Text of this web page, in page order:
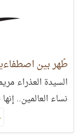
طُهر بين
السيدة العذراء
نساء العالمين..